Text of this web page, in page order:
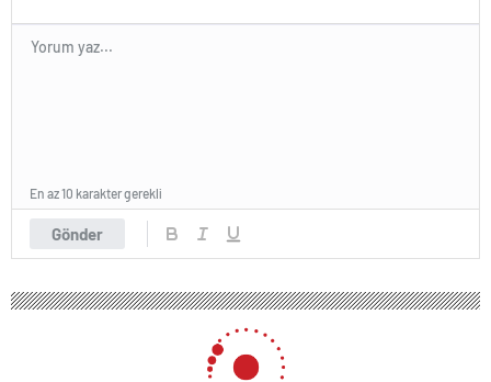
Gönder
En az 10 karakter gerekli